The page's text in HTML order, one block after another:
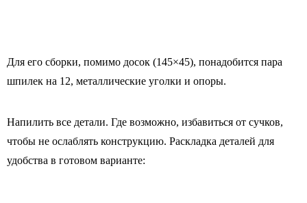
Для его сборки, помимо досок (145×45), понадобится пара
шпилек на 12, металлические уголки и опоры.
Напилить все детали. Где возможно, избавиться от сучков,
чтобы не ослаблять конструкцию. Раскладка деталей для
удобства в готовом варианте: